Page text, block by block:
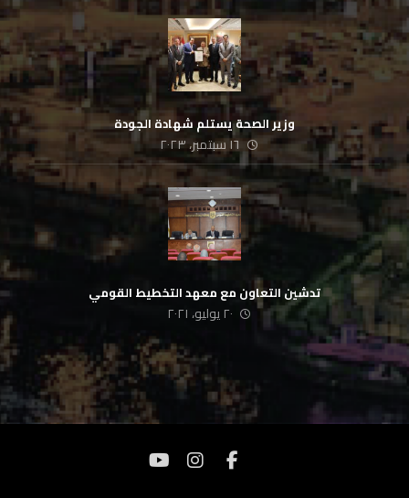
وزير الصحة يستلم شهادة الجودة
١٦ سبتمبر، ٢٠٢٣
تدشين التعاون مع معهد التخطيط القومي
٢٠ يوليو، ٢٠٢١